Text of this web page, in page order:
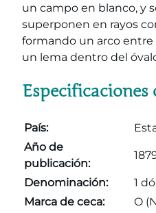
un campo en blanco, y
superponen en rayos
formando un arco entre
un lema dentro del
Especificaciones
País:
Año de
publicación:
Denominación:
1
Marca de ceca:
O